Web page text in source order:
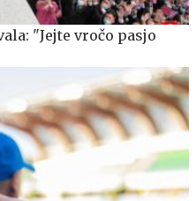
"Jejte vročo pasjo